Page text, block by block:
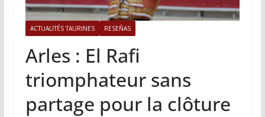
ACTUALITÉS TAURINES RESEÑAS
Arles : El Rafi
triomphateur sans
partage pour la clôture